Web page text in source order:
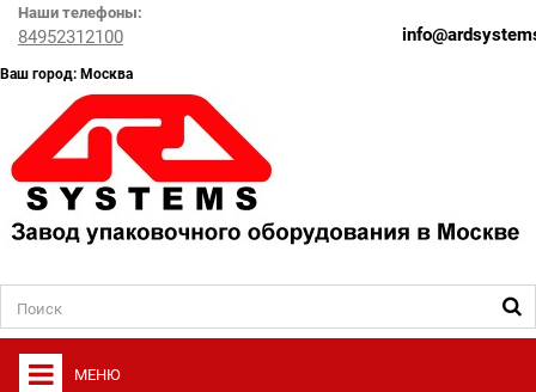
Наши телефоны:
84952312100
Ваш город: Москва
МЕНЮ